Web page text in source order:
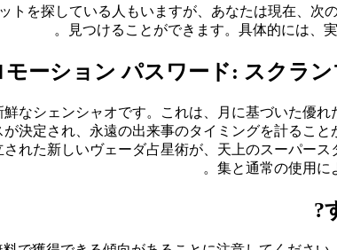
を探している人もいますが、あなたは現在、次
見つけることができます。具体的には、
ーション パスワード: スクラン
なシェンシャオです。これは、月に基づいた優
決定され、永遠の出来事のタイミングを計るこ
れた新しいヴェーダ占星術が、天上のスーパー
集と通常の使用に